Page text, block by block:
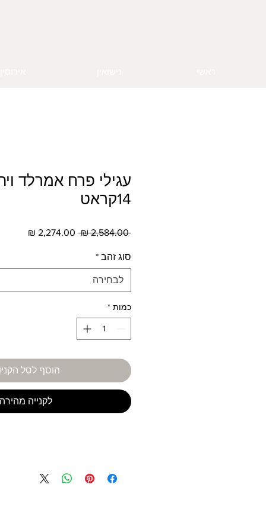
עגילי פרח אמרלד
14קראט
‏2,584.00 ‏₪
מחיר
סוג זהב *
לבחירה
כמות *
הוסף לסל
לקנייה מהירה
עגילי פרחים מזהב משובצים אמרלד